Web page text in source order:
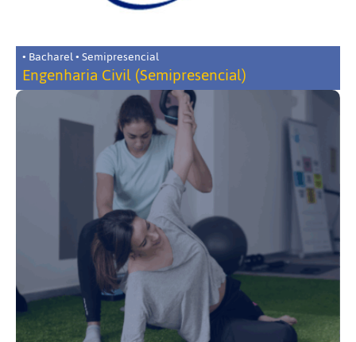
• Bacharel • Semipresencial
Engenharia Civil (Semipresencial)